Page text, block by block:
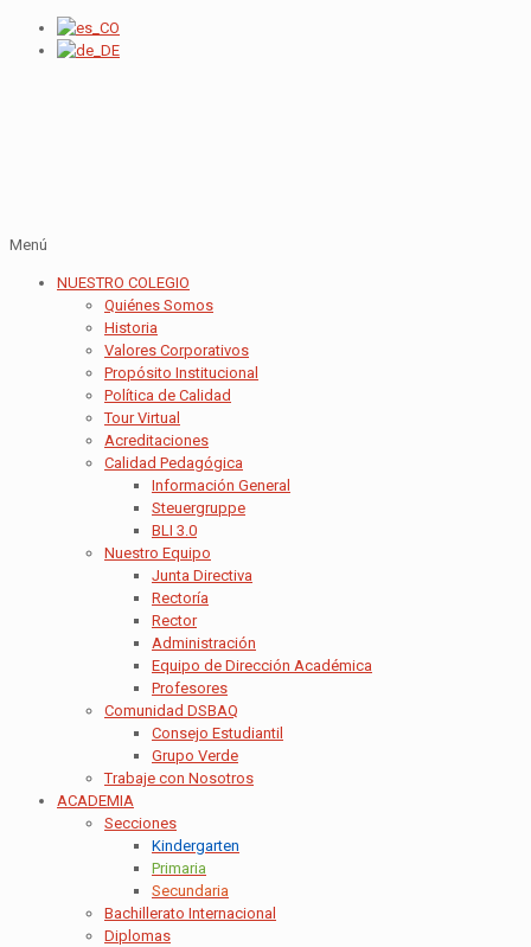
Menú
NUESTRO COLEGIO
Quiénes Somos
Historia
Valores Corporativos
Propósito Institucional
Política de Calidad
Tour Virtual
Acreditaciones
Calidad Pedagógica
Información General
Steuergruppe
BLI 3.0
Nuestro Equipo
Junta Directiva
Rectoría
Rector
Administración
Equipo de Dirección Académica
Profesores
Comunidad DSBAQ
Consejo Estudiantil
Grupo Verde
Trabaje con Nosotros
ACADEMIA
Secciones
Kindergarten
Primaria
Secundaria
Bachillerato Internacional
Diplomas